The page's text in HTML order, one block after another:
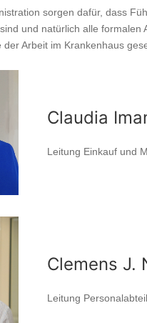
sorgen dafür, dass
und natürlich alle
Arbeit im Krankenhaus
Claudia
Leitung Einkauf und
Clemens J.
Leitung